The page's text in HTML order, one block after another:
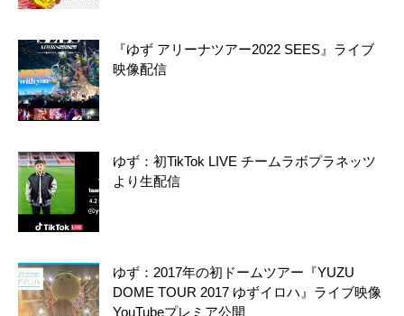
『ゆず アリーナツアー2022 SEES』ライブ
映像配信
ゆず：初TikTok LIVE チームラボプラネッツ
より生配信
ゆず：2017年の初ドームツアー『YUZU
DOME TOUR 2017 ゆずイロハ』ライブ映像
YouTubeプレミア公開